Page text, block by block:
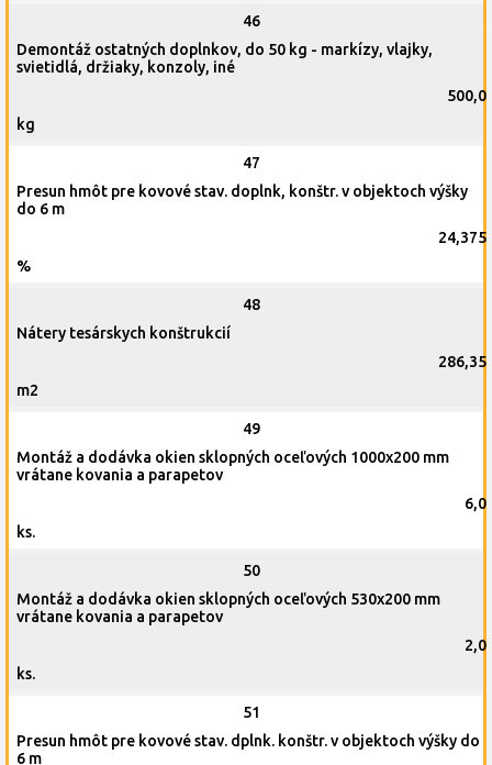
46
Demontáž ostatných doplnkov, do 50 kg - markízy, vlajky,
svietidlá, držiaky, konzoly, iné
500,0
kg
47
Presun hmôt pre kovové stav. doplnk, konštr. v objektoch výšky
do 6 m
24,375
%
48
Nátery tesárskych konštrukcií
286,35
m2
49
Montáž a dodávka okien sklopných oceľových 1000x200 mm
vrátane kovania a parapetov
6,0
ks.
50
Montáž a dodávka okien sklopných oceľových 530x200 mm
vrátane kovania a parapetov
2,0
ks.
51
Presun hmôt pre kovové stav. dplnk. konštr. v objektoch výšky do
6 m